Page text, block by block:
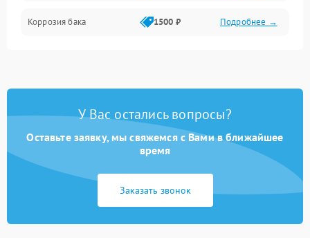
Коррозия бака 1500 ₽ Подробнее →
У Вас остались вопросы?
Оставьте заявку, мы свяжемся с Вами в ближайшее
время
Заказать звонок